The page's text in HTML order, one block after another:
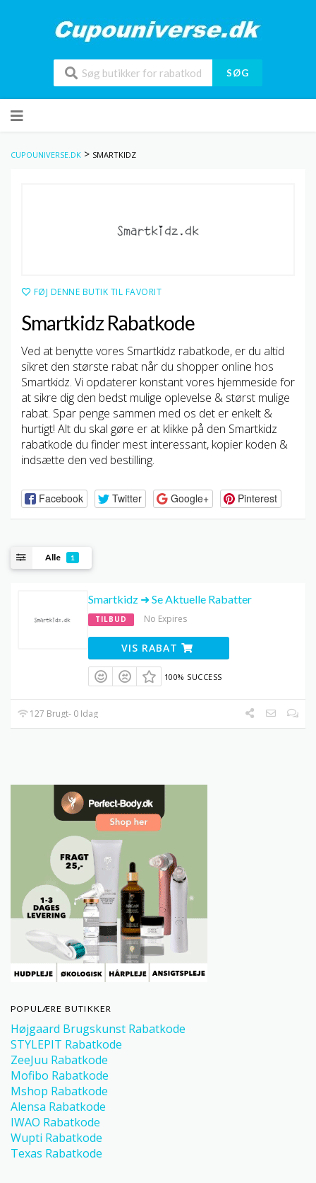
SØG
to
CUPOUNIVERSE.DK > SMARTKIDZ
FØJ DENNE BUTIK TIL FAVORIT
Smartkidz Rabatkode
Ved at benytte vores Smartkidz rabatkode, er du altid
sikret den største rabat når du shopper online hos
Smartkidz. Vi opdaterer konstant vores hjemmeside for
at sikre dig den bedst mulige oplevelse & størst mulige
rabat. Spar penge sammen med os det er enkelt &
hurtigt! Alt du skal gøre er at klikke på den Smartkidz
rabatkode du finder mest interessant, kopier koden &
indsætte den ved bestilling.
Facebook Twitter Google+ Pinterest
Alle 1
Smartkidz ➜ Se Aktuelle Rabatter
TILBUD No Expires
VIS RABAT
100% SUCCESS
127 Brugt- 0 Idag
POPULÆRE BUTIKKER
Højgaard Brugskunst Rabatkode
STYLEPIT Rabatkode
ZeeJuu Rabatkode
Mofibo Rabatkode
Mshop Rabatkode
Alensa Rabatkode
IWAO Rabatkode
Wupti Rabatkode
Texas Rabatkode